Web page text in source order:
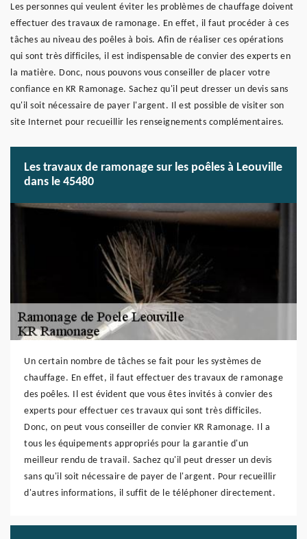
Les personnes qui veulent éviter les problèmes de chauffage doivent
effectuer des travaux de ramonage. En effet, il faut procéder à ces
tâches au niveau des poêles à bois. Afin de réaliser ces opérations
qui sont très difficiles, il est indispensable de convier des experts en
la matière. Donc, nous pouvons vous conseiller de placer votre
confiance en KR Ramonage. Sachez qu'il peut dresser un devis sans
qu'il soit nécessaire de payer l'argent. Il est possible de visiter son
site Internet pour recueillir les renseignements complémentaires.
Les travaux de ramonage sur les poêles à Leouville
dans le 45480
Un certain nombre de tâches se fait pour les systèmes de
chauffage. En effet, il faut effectuer des travaux de ramonage
des poêles. Il est évident que vous êtes invités à convier des
experts pour effectuer ces travaux qui sont très difficiles.
Donc, on peut vous conseiller de convier KR Ramonage. Il a
tous les équipements appropriés pour la garantie d'un
meilleur rendu de travail. Sachez qu'il peut dresser un devis
sans qu'il soit nécessaire de payer de l'argent. Pour recueillir
d'autres informations, il suffit de le téléphoner directement.